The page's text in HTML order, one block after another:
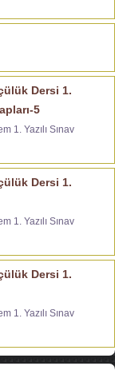
Dersi 1.
5
1. Yazılı Sınav
Dersi 1.
1. Yazılı Sınav
Dersi 1.
1. Yazılı Sınav